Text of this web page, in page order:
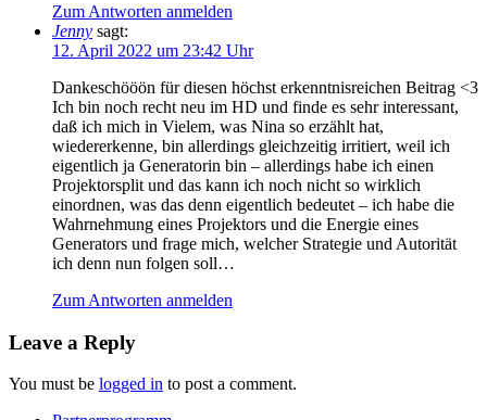
Zum Antworten anmelden
Jenny sagt:
12. April 2022 um 23:42 Uhr
Dankeschööön für diesen höchst erkenntnisreichen Beitrag <3
Ich bin noch recht neu im HD und finde es sehr interessant,
daß ich mich in Vielem, was Nina so erzählt hat,
wiedererkenne, bin allerdings gleichzeitig irritiert, weil ich
eigentlich ja Generatorin bin – allerdings habe ich einen
Projektorsplit und das kann ich noch nicht so wirklich
einordnen, was das denn eigentlich bedeutet – ich habe die
Wahrnehmung eines Projektors und die Energie eines
Generators und frage mich, welcher Strategie und Autorität
ich denn nun folgen soll…
Zum Antworten anmelden
Leave a Reply
You must be logged in to post a comment.